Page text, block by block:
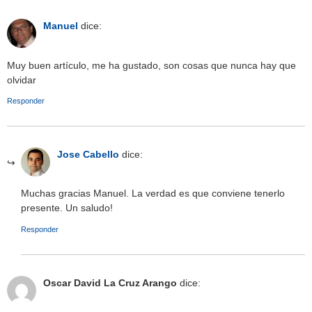
Manuel dice:
Muy buen artículo, me ha gustado, son cosas que nunca hay que
olvidar
Responder
Jose Cabello dice:
Muchas gracias Manuel. La verdad es que conviene tenerlo
presente. Un saludo!
Responder
Oscar David La Cruz Arango dice: